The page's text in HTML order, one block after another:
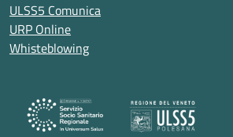
ULSS5 Comunica
URP Online
Whisteblowing